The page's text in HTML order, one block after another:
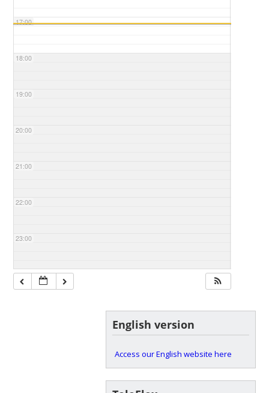
17:00
18:00
19:00
20:00
21:00
22:00
23:00
English version
Access our English website here